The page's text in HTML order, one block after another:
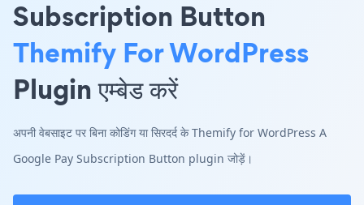
Subscription Button
Themify For WordPress
Plugin एम्बेड करें
अपनी वेबसाइट पर बिना कोडिंग या सिरदर्द के Themify for WordPress A
Google Pay Subscription Button plugin जोड़ें।